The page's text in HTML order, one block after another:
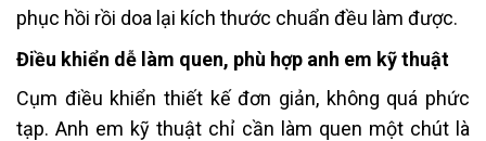
phục hồi rồi doa lại kích thước chuẩn đều làm được.
Điều khiển dễ làm quen, phù hợp anh em kỹ thuật
Cụm điều khiển thiết kế đơn giản, không quá phức
tạp. Anh em kỹ thuật chỉ cần làm quen một chút là